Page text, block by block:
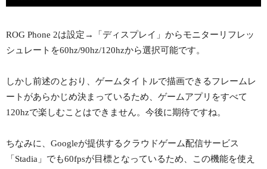
ROG Phone 2は設定→「ディスプレイ」からモニターリフレッ
シュレートを60hz/90hz/120hzから選択可能です。
しかし前述のとおり、ゲームタイトルで描画できるフレームレ
ートがあらかじめ決まっているため、ゲームアプリをすべて
120hzで楽しむことはできません。今後に期待ですね。
ちなみに、Googleが提供するクラウドゲーム配信サービス
「Stadia」でも60fpsが目標となっているため、この機能を使え